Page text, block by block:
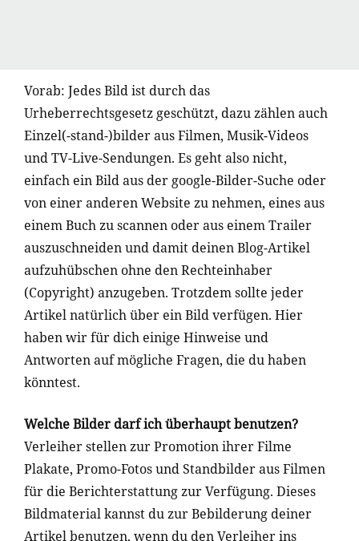
Vorab: Jedes Bild ist durch das
Urheberrechtsgesetz geschützt, dazu zählen auch
Einzel(-stand-)bilder aus Filmen, Musik-Videos
und TV-Live-Sendungen. Es geht also nicht,
einfach ein Bild aus der google-Bilder-Suche oder
von einer anderen Website zu nehmen, eines aus
einem Buch zu scannen oder aus einem Trailer
auszuschneiden und damit deinen Blog-Artikel
aufzuhübschen ohne den Rechteinhaber
(Copyright) anzugeben. Trotzdem sollte jeder
Artikel natürlich über ein Bild verfügen. Hier
haben wir für dich einige Hinweise und
Antworten auf mögliche Fragen, die du haben
könntest.
Welche Bilder darf ich überhaupt benutzen?
Verleiher stellen zur Promotion ihrer Filme
Plakate, Promo-Fotos und Standbilder aus Filmen
für die Berichterstattung zur Verfügung. Dieses
Bildmaterial kannst du zur Bebilderung deiner
Artikel benutzen, wenn du den Verleiher ins